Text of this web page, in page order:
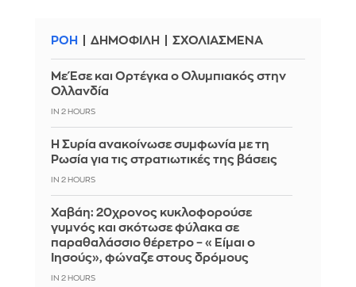
ΡΟΗ ΔΗΜΟΦΙΛΗ ΣΧΟΛΙΑΣΜΕΝΑ
Με Έσε και Ορτέγκα ο Ολυμπιακός στην
Ολλανδία
IN 2 HOURS
Η Συρία ανακοίνωσε συμφωνία με τη
Ρωσία για τις στρατιωτικές της βάσεις
IN 2 HOURS
Χαβάη: 20χρονος κυκλοφορούσε
γυμνός και σκότωσε φύλακα σε
παραθαλάσσιο θέρετρο – «Είμαι ο
Ιησούς», φώναζε στους δρόμους
IN 2 HOURS